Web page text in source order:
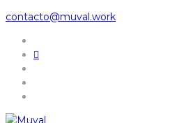
contacto@muval.work